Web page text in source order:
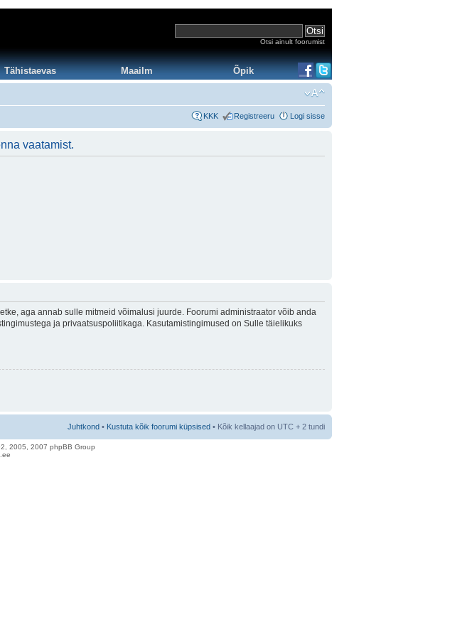
Otsi ainult foorumist
Tähistaevas Maailm Õpik
KKK Registreeru Logi sisse
vaatamist.
aga annab sulle mitmeid võimalusi juurde. Foorumi administraator võib anda
ja privaatsuspoliitikaga. Kasutamistingimused on Sulle täielikuks
Juhtkond • Kustuta kõik foorumi küpsised • Kõik kellaajad on UTC + 2 tundi
2005, 2007 phpBB Group